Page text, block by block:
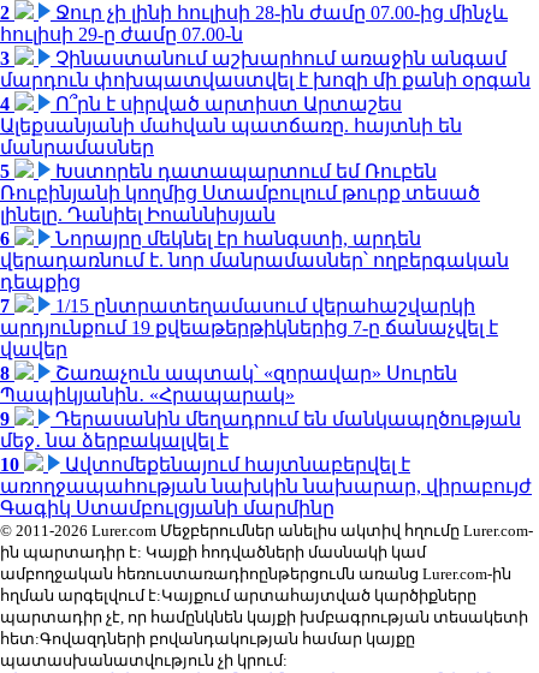
2
Ջուր չի լինի հուլիսի 28-ին ժամը 07.00-ից մինչև
հուլիսի 29-ը ժամը 07.00-ն
3
Չինաստանում աշխարհում առաջին անգամ
մարդուն փոխպատվաստվել է խոզի մի քանի օրգան
4
Ո՞րն է սիրված արտիստ Արտաշես
Ալեքսանյանի մահվան պատճառը. հայտնի են
մանրամասներ
5
Խստորեն դատապարտում եմ Ռուբեն
Ռուբինյանի կողմից Ստամբուլում թուրք տեսած
լինելը. Դանիել Իոաննիսյան
6
Նորայրը մեկնել էր հանգստի, արդեն
վերադառնում է. նոր մանրամասներ՝ ողբերգական
դեպքից
7
1/15 ընտրատեղամասում վերահաշվարկի
արդյունքում 19 քվեաթերթիկներից 7-ը ճանաչվել է
վավեր
8
Շառաչուն ապտակ՝ «զորավար» Սուրեն
Պապիկյանին․ «Հրապարակ»
9
Դերասանին մեղադրում են մանկապղծության
մեջ․ նա ձերբակալվել է
10
Ավտոմեքենայում հայտնաբերվել է
առողջապահության նախկին նախարար, վիրաբույժ
Գագիկ Ստամբուլցյանի մարմինը
© 2011-2026 Lurer.com Մեջբերումներ անելիս ակտիվ հղումը Lurer.com-
ին պարտադիր է: Կայքի հոդվածների մասնակի կամ
ամբողջական հեռուստառադիոընթերցումն առանց Lurer.com-ին
հղման արգելվում է:Կայքում արտահայտված կարծիքները
պարտադիր չէ, որ համընկնեն կայքի խմբագրության տեսակետի
հետ:Գովազդների բովանդակության համար կայքը
պատասխանատվություն չի կրում: